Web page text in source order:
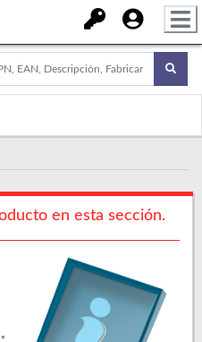
en esta sección.